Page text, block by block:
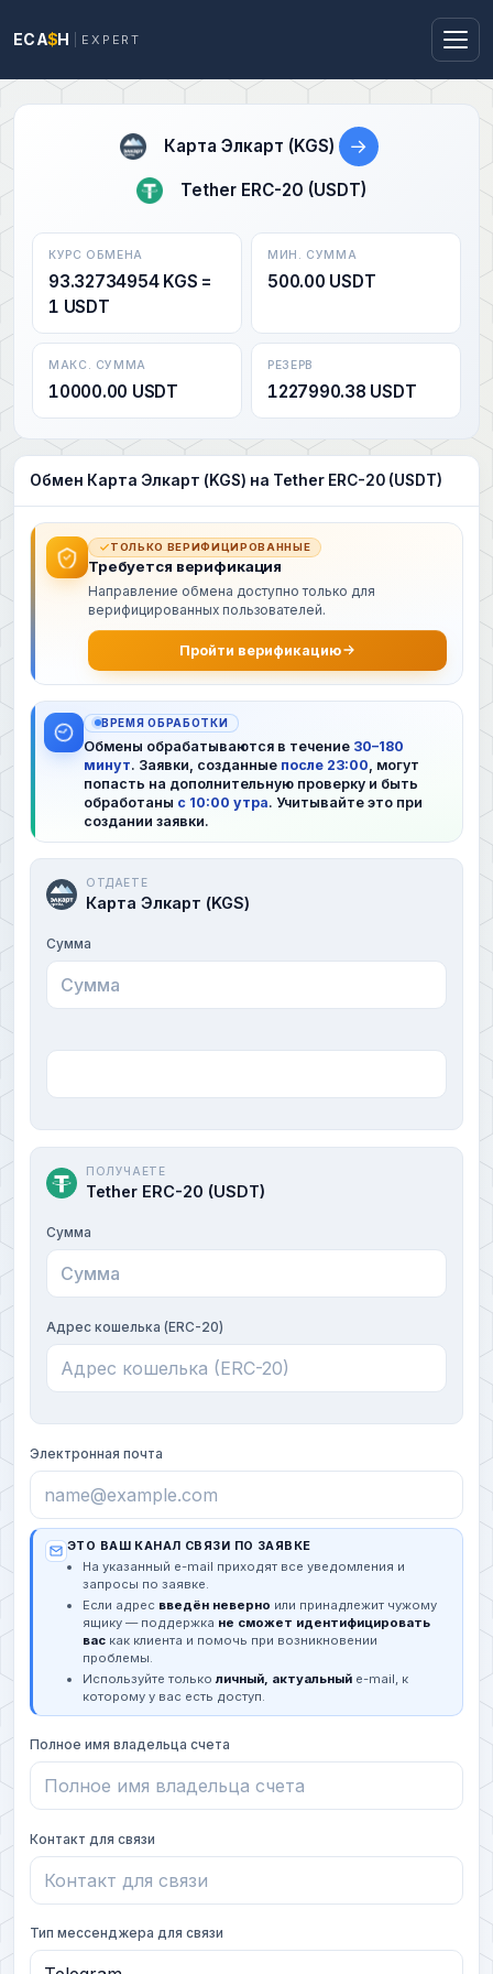
ECA$H EXPERT
Карта Элкарт (KGS) →
Tether ERC-20 (USDT)
КУРС ОБМЕНА
93.32734954 KGS =
1 USDT
МИН. СУММА
500.00 USDT
МАКС. СУММА
10000.00 USDT
РЕЗЕРВ
1227990.38 USDT
Обмен Карта Элкарт (KGS) на Tether ERC-20 (USDT)
ТОЛЬКО ВЕРИФИЦИРОВАННЫЕ
Требуется верификация
Направление обмена доступно только для
верифицированных пользователей.
Пройти верификацию
ВРЕМЯ ОБРАБОТКИ
Обмены обрабатываются в течение 30–180
минут. Заявки, созданные после 23:00 , могут
попасть на дополнительную проверку и быть
обработаны с 10:00 утра. Учитывайте это при
создании заявки.
ОТДАЕТЕ
Карта Элкарт (KGS)
Сумма
ПОЛУЧАЕТЕ
Tether ERC-20 (USDT)
Сумма
Адрес кошелька (ERC-20)
Электронная почта
ЭТО ВАШ КАНАЛ СВЯЗИ ПО ЗАЯВКЕ
На указанный e-mail приходят все уведомления и
запросы по заявке.
Если адрес введён неверно или принадлежит чужому
ящику — поддержка не сможет идентифицировать
вас как клиента и помочь при возникновении
проблемы.
Используйте только личный, актуальный e-mail, к
которому у вас есть доступ.
Полное имя владельца счета
Контакт для связи
Тип мессенджера для связи